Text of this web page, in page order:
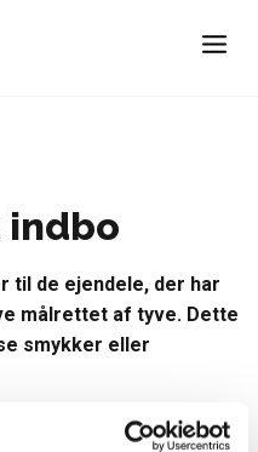
de ejendele, der har
målrettet af tyve. Dette
smykker eller
der være forskelle i